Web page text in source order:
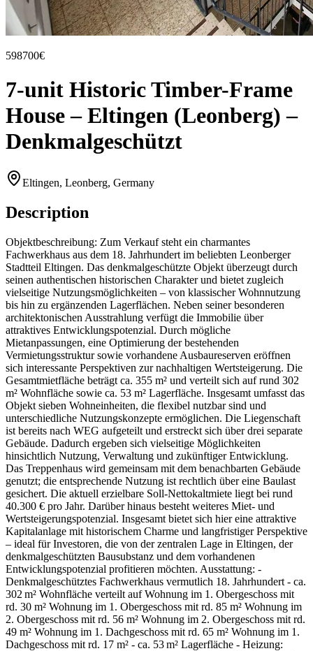
598700€
7-unit Historic Timber-Frame
House – Eltingen (Leonberg) –
Denkmalgeschützt
Eltingen, Leonberg, Germany
Description
Objektbeschreibung: Zum Verkauf steht ein charmantes
Fachwerkhaus aus dem 18. Jahrhundert im beliebten Leonberger
Stadtteil Eltingen. Das denkmalgeschützte Objekt überzeugt durch
seinen authentischen historischen Charakter und bietet zugleich
vielseitige Nutzungsmöglichkeiten – von klassischer Wohnnutzung
bis hin zu ergänzenden Lagerflächen. Neben seiner besonderen
architektonischen Ausstrahlung verfügt die Immobilie über
attraktives Entwicklungspotenzial. Durch mögliche
Mietanpassungen, eine Optimierung der bestehenden
Vermietungsstruktur sowie vorhandene Ausbaureserven eröffnen
sich interessante Perspektiven zur nachhaltigen Wertsteigerung. Die
Gesamtmietfläche beträgt ca. 355 m² und verteilt sich auf rund 302
m² Wohnfläche sowie ca. 53 m² Lagerfläche. Insgesamt umfasst das
Objekt sieben Wohneinheiten, die flexibel nutzbar sind und
unterschiedliche Nutzungskonzepte ermöglichen. Die Liegenschaft
ist bereits nach WEG aufgeteilt und erstreckt sich über drei separate
Gebäude. Dadurch ergeben sich vielseitige Möglichkeiten
hinsichtlich Nutzung, Verwaltung und zukünftiger Entwicklung.
Das Treppenhaus wird gemeinsam mit dem benachbarten Gebäude
genutzt; die entsprechende Nutzung ist rechtlich über eine Baulast
gesichert. Die aktuell erzielbare Soll-Nettokaltmiete liegt bei rund
40.300 € pro Jahr. Darüber hinaus besteht weiteres Miet- und
Wertsteigerungspotenzial. Insgesamt bietet sich hier eine attraktive
Kapitalanlage mit historischem Charme und langfristiger Perspektive
– ideal für Investoren, die von der zentralen Lage in Eltingen, der
denkmalgeschützten Bausubstanz und dem vorhandenen
Entwicklungspotenzial profitieren möchten. Ausstattung: -
Denkmalgeschütztes Fachwerkhaus vermutlich 18. Jahrhundert - ca.
302 m² Wohnfläche verteilt auf Wohnung im 1. Obergeschoss mit
rd. 30 m² Wohnung im 1. Obergeschoss mit rd. 85 m² Wohnung im
2. Obergeschoss mit rd. 56 m² Wohnung im 2. Obergeschoss mit rd.
49 m² Wohnung im 1. Dachgeschoss mit rd. 65 m² Wohnung im 1.
Dachgeschoss mit rd. 17 m² - ca. 53 m² Lagerfläche - Heizung: